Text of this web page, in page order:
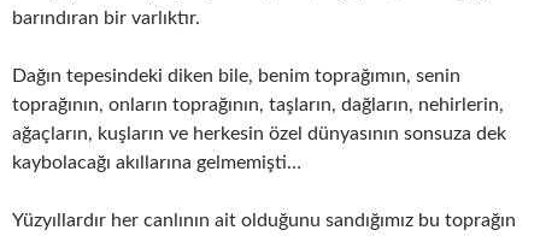
barındıran bir varlıktır.
Dağın tepesindeki diken bile, benim toprağımın, senin
toprağının, onların toprağının, taşların, dağların, nehirlerin,
ağaçların, kuşların ve herkesin özel dünyasının sonsuza dek
kaybolacağı akıllarına gelmemişti…
Yüzyıllardır her canlının ait olduğunu sandığımız bu toprağın